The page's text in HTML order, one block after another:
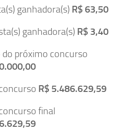
ganhadora(s) R$ 63,50
ganhadora(s) R$ 3,40
próximo concurso
R$ 5.486.629,59
final